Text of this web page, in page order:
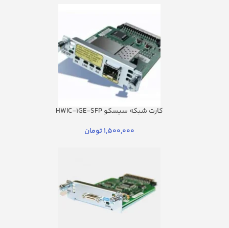
کارت شبکه سیسکو HWIC-1GE-SFP
1,500,000تومان